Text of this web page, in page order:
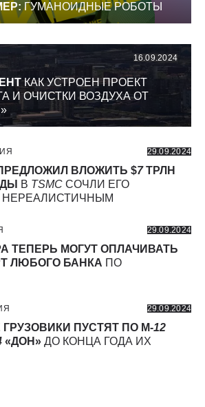
ГУМАНОИДНЫЕ РОБОТЫ
16.09.2024
КАК УСТРОЕН ПРОЕКТ
И ОЧИСТКИ ВОЗДУХА ОТ
29.09.2024
ВЛОЖИТЬ $7ТРЛН
В TSMC СОЧЛИ ЕГО
29.09.2024
ТЕПЕРЬ МОГУТ ОПЛАЧИВАТЬ
ЛЮБОГО БАНКА ПО
29.09.2024
ПУСТЯТ ПО М-12
«ДОН» ДО КОНЦА ГОДА ИХ